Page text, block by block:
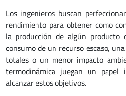
Los ingenieros buscan
rendimiento para obtener como
la producción de algún producto
consumo de un recurso escaso,
totales o un menor impacto
termodinámica juegan un
alcanzar estos objetivos.